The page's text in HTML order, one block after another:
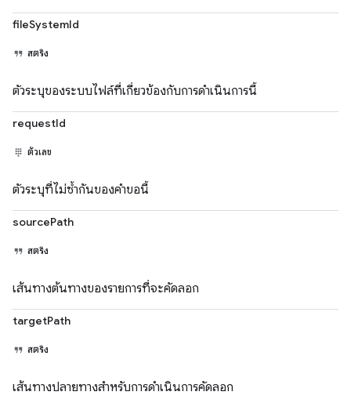
fileSystemId
สตริง
ตัวระบุของระบบไฟล์ที่เกี่ยวข้องกับการดำเนินการนี้
requestId
ตัวเลข
ตัวระบุที่ไม่ซ้ำกันของคำขอนี้
sourcePath
สตริง
เส้นทางต้นทางของรายการที่จะคัดลอก
targetPath
สตริง
เส้นทางปลายทางสำหรับการดำเนินการคัดลอก